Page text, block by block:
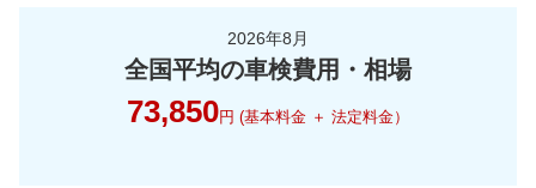
2026年8月
全国平均の車検費用・相場
73,850円 (基本料金 ＋ 法定料金）